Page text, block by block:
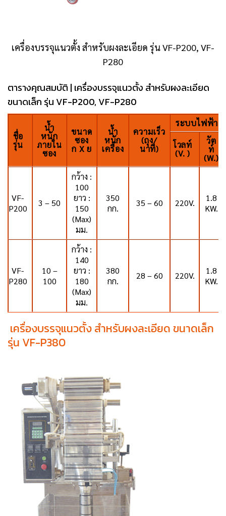
เครื่องบรรจุแนวตั้ง สำหรับผงละเอียด รุ่น VF-P200, VF-
P280
ตารางคุณสมบัติ | เครื่องบรรจุแนวตั้ง สำหรับผงละเอียด
ขนาดเล็ก รุ่น VF-P200, VF-P280
ชื่อ
รุ่น
น้ำ
หนัก
ภายใน
ซอง
ขนาด
ซอง
ก X ย
น้ำ
หนัก
เครื่อง
ความเร็ว
(ถุง/
นาที)
ระบบไฟฟ้า
โวลท์
(V. )
วัต
ท์
(W.)
VF-
P200
3 – 50
กว้าง :
100
ยาว :
150
(Max)
มม.
350
กก.
35 – 60 220V.
1.8
KW.
VF-
P280
10 –
100
กว้าง :
140
ยาว :
180
(Max)
มม.
380
กก.
28 – 60 220V.
1.8
KW.
เครื่องบรรจุแนวตั้ง สำหรับผงละเอียด ขนาดเล็ก
รุ่น VF-P380